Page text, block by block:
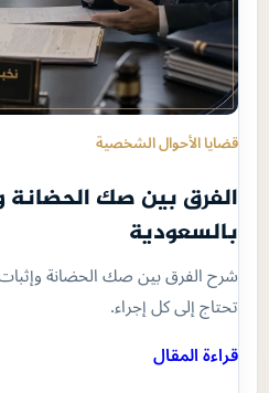
قضايا الأحوال الشخصية
الفرق بين صك الحضانة
بالسعودية
شرح الفرق بين صك الحضانة
تحتاج إلى كل إجراء.
قراءة المقال